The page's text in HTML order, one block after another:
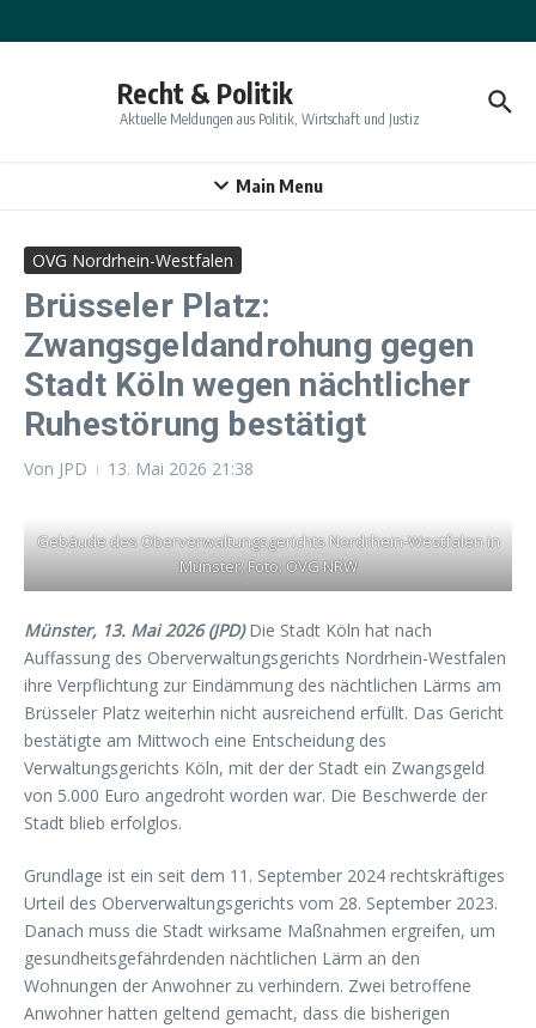
Recht & Politik
Aktuelle Meldungen aus Politik, Wirtschaft und Justiz
Main Menu
OVG Nordrhein-Westfalen
Brüsseler Platz:
Zwangsgeldandrohung gegen
Stadt Köln wegen nächtlicher
Ruhestörung bestätigt
Von JPD 13. Mai 2026 21:38
Gebäude des Oberverwaltungsgerichts Nordrhein-Westfalen in
Münster; Foto: OVG NRW
Münster, 13. Mai 2026 (JPD)Die Stadt Köln hat nach
Auffassung des Oberverwaltungsgerichts Nordrhein-Westfalen
ihre Verpflichtung zur Eindämmung des nächtlichen Lärms am
Brüsseler Platz weiterhin nicht ausreichend erfüllt. Das Gericht
bestätigte am Mittwoch eine Entscheidung des
Verwaltungsgerichts Köln, mit der der Stadt ein Zwangsgeld
von 5.000 Euro angedroht worden war. Die Beschwerde der
Stadt blieb erfolglos.
Grundlage ist ein seit dem 11. September 2024 rechtskräftiges
Urteil des Oberverwaltungsgerichts vom 28. September 2023.
Danach muss die Stadt wirksame Maßnahmen ergreifen, um
gesundheitsgefährdenden nächtlichen Lärm an den
Wohnungen der Anwohner zu verhindern. Zwei betroffene
Anwohner hatten geltend gemacht, dass die bisherigen